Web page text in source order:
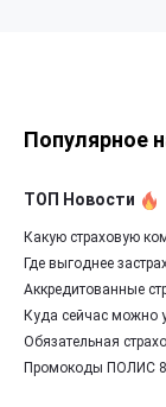
Популярное
ТОП Новости
Какую страховую
Где выгоднее
Аккредитованные
Куда сейчас можно
Обязательная
Промокоды ПОЛИС